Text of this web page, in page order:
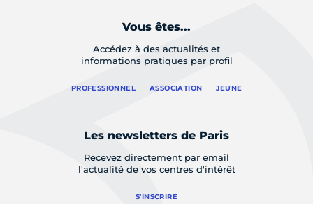
Vous êtes...
Accédez à des actualités et
informations pratiques par profil
PROFESSIONNEL ASSOCIATION JEUNE
Les newsletters de Paris
Recevez directement par email
l'actualité de vos centres d'intérêt
S'INSCRIRE